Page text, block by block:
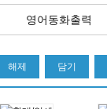
영어동화출력
담기
해제